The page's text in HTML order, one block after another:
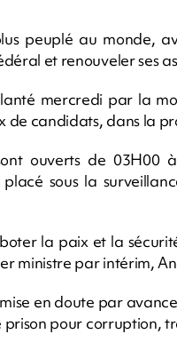
peuplé au monde,
et renouveler ses
mercredi par la
de candidats, dans la
ouverts de 03H00
sous la
la paix et la
ministre par intérim,
en doute par
prison pour corruption,